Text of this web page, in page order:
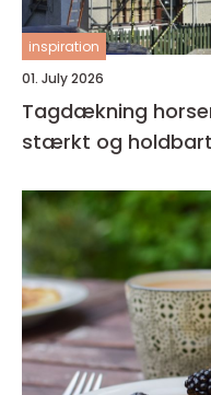
inspiration
01. July 2026
Tagdækning
stærkt og